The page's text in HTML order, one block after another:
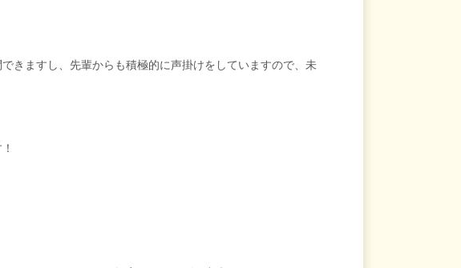
きますし、先輩からも積極的に声掛けをしていますので、未